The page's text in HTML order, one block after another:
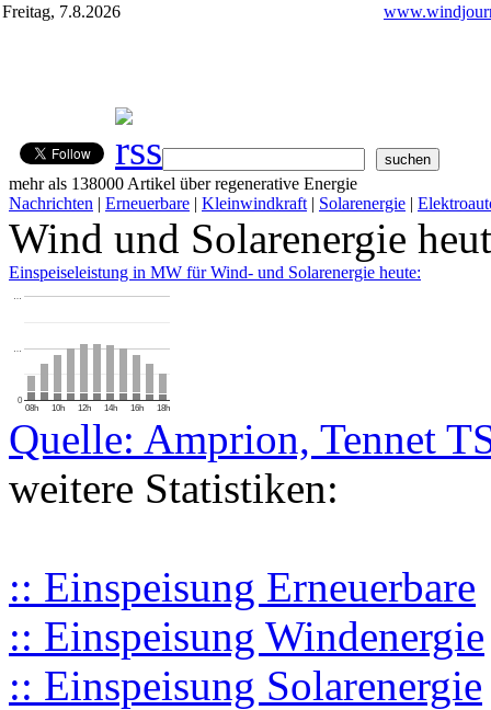
Freitag, 7.8.2026
mehr als 138000 Artikel über regenerative Energie
Nachrichten | Erneuerbare | Kleinwindkraft | Solarenergie |
Wind und Solarenergie
Einspeiseleistung in MW für Wind- und Solarenergie heute:
08h 10h 12h 14h 16h 18h
0
…
…
Quelle: Amprion, Tennet
weitere Statistiken:
:: Einspeisung Erneuerbare
:: Einspeisung Windenergie
:: Einspeisung Solarenergie